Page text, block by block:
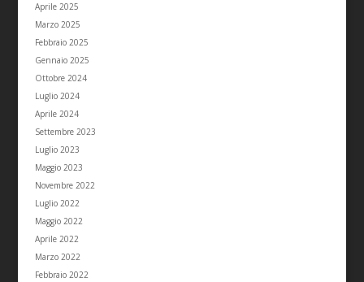
Aprile 2025
Marzo 2025
Febbraio 2025
Gennaio 2025
Ottobre 2024
Luglio 2024
Aprile 2024
Settembre 2023
Luglio 2023
Maggio 2023
Novembre 2022
Luglio 2022
Maggio 2022
Aprile 2022
Marzo 2022
Febbraio 2022